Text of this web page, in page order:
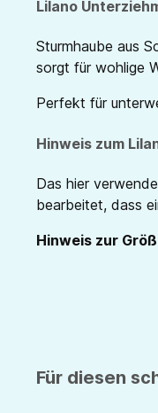
Lilano
Sturmhaube aus
sorgt für wohlige
Perfekt für
Hinweis zum
Das hier
bearbeitet, dass
Hinweis zur
Für diesen